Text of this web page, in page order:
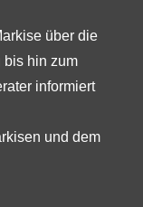
über die
bis hin zum
informiert
und dem